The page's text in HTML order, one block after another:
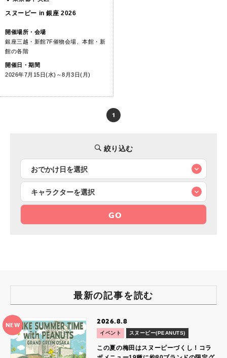
スヌーピー in 銀座 2026
開催場所・会場
銀座三越・新館7F催物会場、本館・新
館の各階
開催日・期間
2026年7月15日(水)～8月3日(月)
1
絞り込む
GO
最新の記事を読む
NEW 2026.8.8
イベント スヌーピー(PEANUTS)
この夏の梅田はスヌーピーづくし！コラ